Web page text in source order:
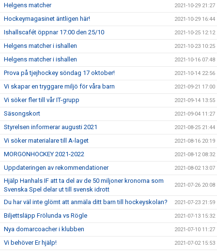
Helgens matcher 2021-10-29 21:27
Hockeymagasinet äntligen här! 2021-10-29 16:44
Ishallscafét öppnar 17:00 den 25/10 2021-10-25 12:12
Helgens matcher i ishallen 2021-10-23 10:25
Helgens matcher i ishallen 2021-10-16 07:48
Prova på tjejhockey söndag 17 oktober! 2021-10-14 22:56
Vi skapar en tryggare miljö för våra barn 2021-09-21 17:00
Vi söker fler till vår IT-grupp 2021-09-14 13:55
Säsongskort 2021-09-04 11:27
Styrelsen informerar augusti 2021 2021-08-25 21:44
Vi söker materialare till A-laget 2021-08-16 20:19
MORGONHOCKEY 2021-2022 2021-08-12 08:32
Uppdateringen av rekommendationer 2021-08-02 13:07
Hjälp Hanhals IF att ta del av de 50 miljoner kronorna som
Svenska Spel delar ut till svensk idrott
2021-07-26 20:08
Du har väl inte glömt att anmäla ditt barn till hockeyskolan? 2021-07-23 21:59
Biljettsläpp Frölunda vs Rögle 2021-07-13 15:32
Nya domarcoacher i klubben 2021-07-10 11:27
Vi behöver Er hjälp! 2021-07-02 15:53